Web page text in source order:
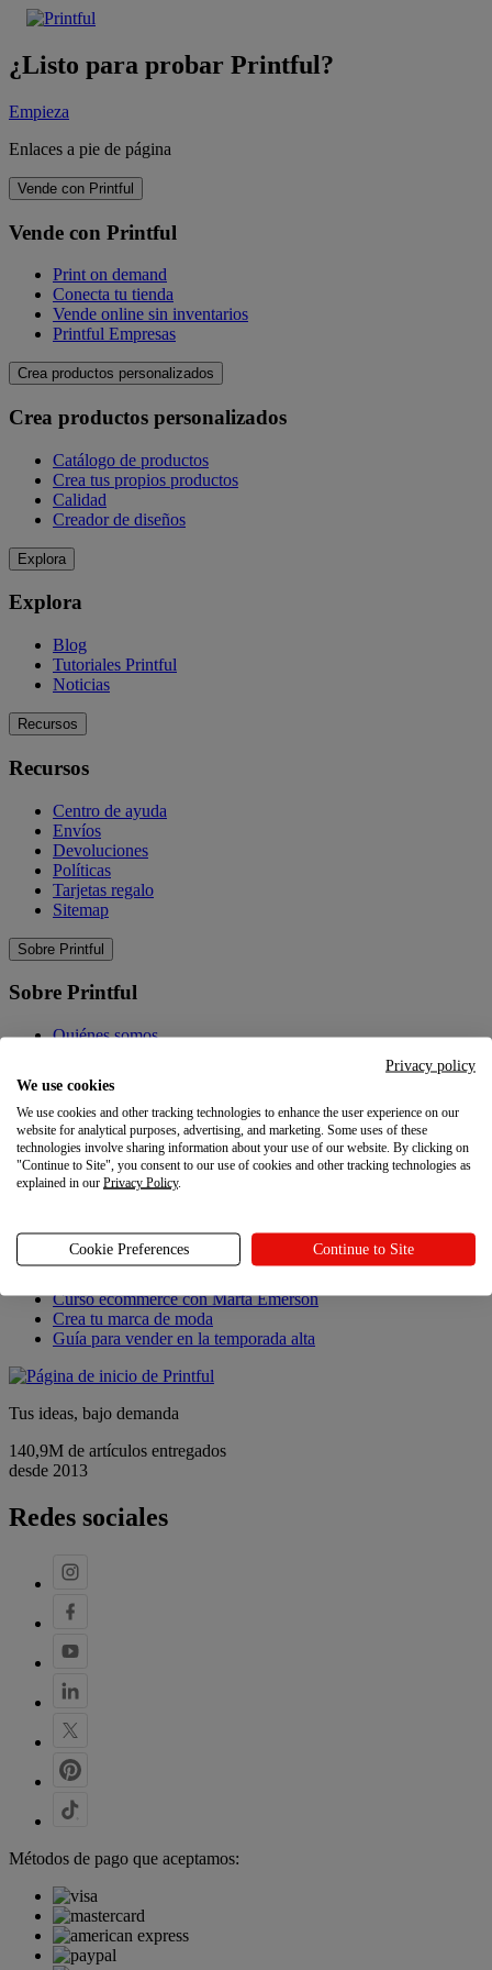
¿Listo para probar Printful?
Empieza
Enlaces a pie de página
Vende con Printful
Vende con Printful
Print on demand
Conecta tu tienda
Vende online sin inventarios
Printful Empresas
Crea productos personalizados
Crea productos personalizados
Catálogo de productos
Crea tus propios productos
Calidad
Creador de diseños
Explora
Explora
Blog
Tutoriales Printful
Noticias
Recursos
Recursos
Centro de ayuda
Envíos
Devoluciones
Políticas
Tarjetas regalo
Sitemap
Sobre Printful
Sobre Printful
Quiénes somos
Programa de afiliados
Programa de referidos
Carreras
Ajustes de privacidad
Novedades
Novedades
Curso ecommerce con Marta Emerson
Crea tu marca de moda
Guía para vender en la temporada alta
Tus ideas, bajo demanda
140,9M de artículos entregados
desde 2013
Redes sociales
Métodos de pago que aceptamos:
Privacy policy
We use cookies
We use cookies and other tracking technologies to enhance the user experience on our
website for analytical purposes, advertising, and marketing. Some uses of these
technologies involve sharing information about your use of our website. By clicking on
"Continue to Site", you consent to our use of cookies and other tracking technologies as
explained in our Privacy Policy.
Cookie Preferences Continue to Site